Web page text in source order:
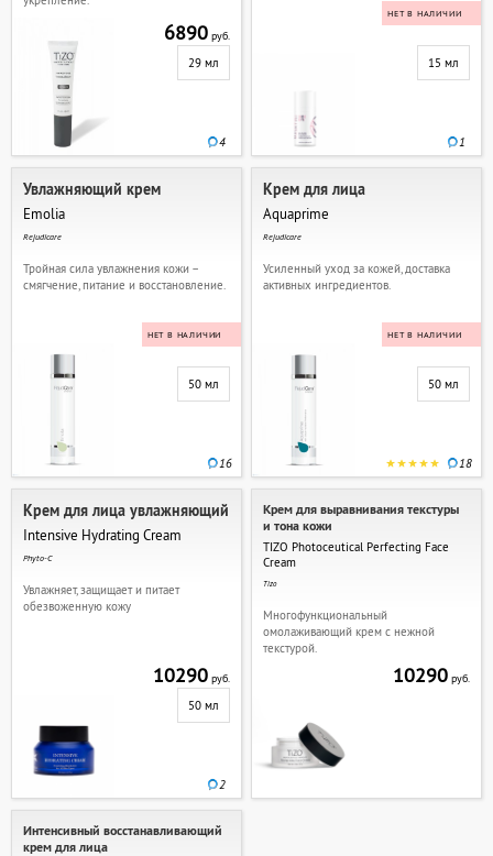
6890руб.
29 мл
4
НЕТ В НАЛИЧИИ
15 мл
1
Увлажняющий крем
Emolia
Rejudicare
НЕТ В НАЛИЧИИ
Тройная сила увлажнения кожи –
смягчение, питание и восстановление.
50 мл
16
Крем для лица
Aquaprime
Rejudicare
НЕТ В НАЛИЧИИ
Усиленный уход за кожей, доставка
активных ингредиентов.
50 мл
18
Крем для лица увлажняющий
Intensive Hydrating Cream
Phyto-C
Увлажняет, защищает и питает
обезвоженную кожу
10290руб.
50 мл
2
Крем для выравнивания текстуры
и тона кожи
TIZO Photoceutical Perfecting Face
Cream
Tizo
Многофункциональный
омолаживающий крем с нежной
текстурой.
10290руб.
Интенсивный восстанавливающий
крем для лица